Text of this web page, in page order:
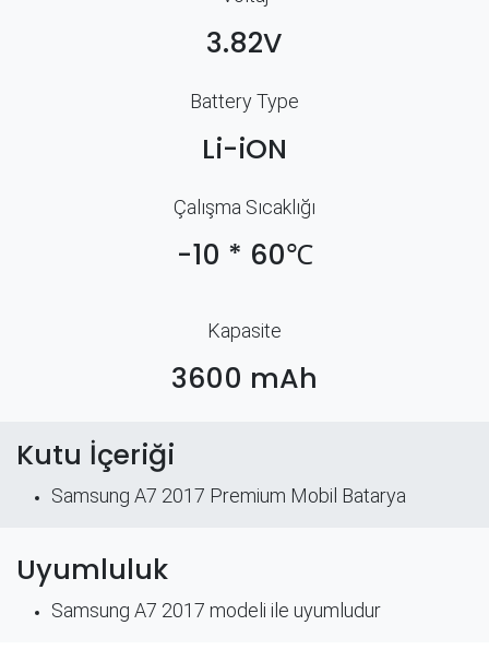
3.82V
Battery Type
Li-iON
Çalışma Sıcaklığı
-10 * 60℃
Kapasite
3600 mAh
Kutu İçeriği
Samsung A7 2017 Premium Mobil Batarya
Uyumluluk
Samsung A7 2017 modeli ile uyumludur